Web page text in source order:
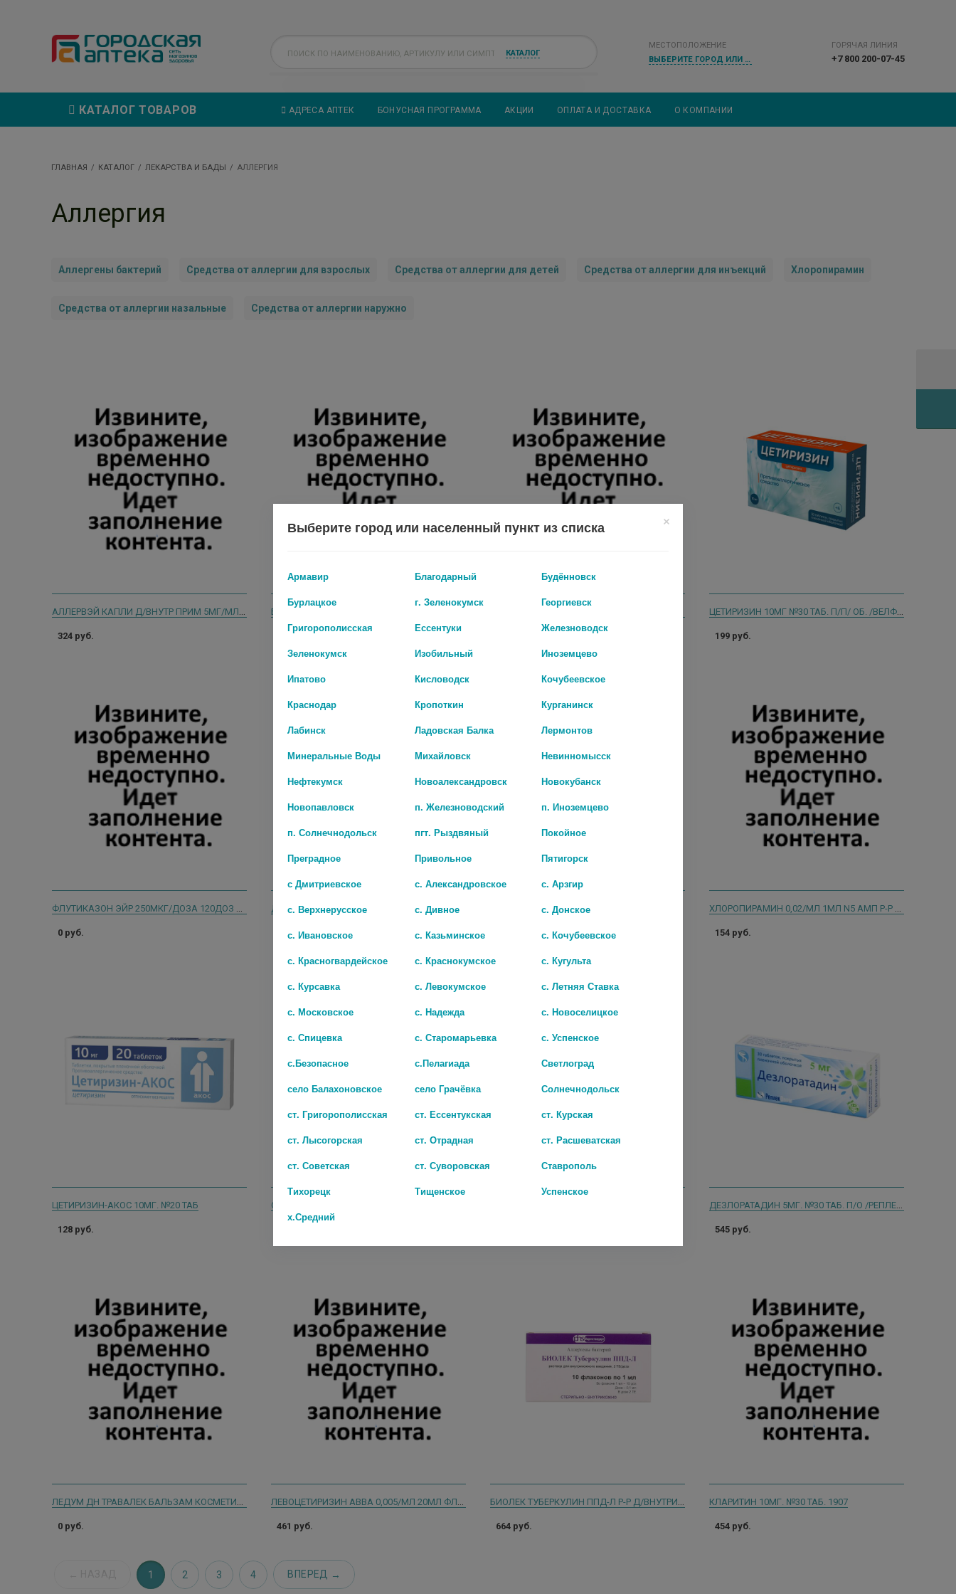
КАТАЛОГ
МЕСТОПОЛОЖЕНИЕ
ВЫБЕРИТЕ ГОРОД ИЛИ НАСЕЛЕННЫЙ ПУНКТ
ГОРЯЧАЯ ЛИНИЯ
+7 800 200-07-45
АДРЕСА АПТЕК БОНУСНАЯ ПРОГРАММА АКЦИИ ОПЛАТА И ДОСТАВКА О КОМПАНИИ
КАТАЛОГ ТОВАРОВ
ГЛАВНАЯ КАТАЛОГ ЛЕКАРСТВА И БАДЫ АЛЛЕРГИЯ
Аллергия
Аллергены бактерий Средства от аллергии для взрослых Средства от аллергии для детей Средства от аллергии для инъекций Хлоропирамин
Средства от аллергии назальные Средства от аллергии наружно
АЛЛЕРВЭЙ КАПЛИ Д/ВНУТР ПРИМ 5МГ/МЛ 20МЛ №1
324 руб.
БЕКСИСТ-САНОВЕЛЬ 120МГ. №20 ТАБ.
813 руб.
ЦЕТИРИЗИН 10МГ №30 ТАБ. П/П/ ОБ. /ВЕЛФАРМ/
199 руб.
ФЛУТИКАЗОН ЭЙР 250МКГ/ДОЗА 120ДОЗ АЭРОЗОЛЬ Д/ИНГ ДОЗ
0 руб.
ДЕЗЛОРАТАДИН 5МГ. №20 ТАБ. П/П/О /ОЗОН/
0 руб.
ЭСПА-БАСТИН 20МГ. №10 ТАБ. П.П.О. 6969 ХЛОРОПИРАМИН 0,02/МЛ 1МЛ N5 АМП Р-Р В/В В/М /БИОСИНТЕЗ/
154 руб.
ЦЕТИРИЗИН-АКОС 10МГ. №20 ТАБ
128 руб.
ДЕЗЛОРАТАДИН 5МГ. №30 ТАБ. П/О /РЕПЛЕК ФАРМ/
545 руб.
0 руб. 461 руб. 664 руб.
КЛАРИТИН 10МГ. №30 ТАБ. 1907
454 руб.
1 2 3 4 ВПЕРЕД
Выберите город или населенный пункт из списка
Армавир Благодарный
Будённовск
Бурлацкое
г. Зеленокумск
Георгиевск
Григорополисская
Ессентуки
Железноводск
Зеленокумск
Изобильный
Иноземцево
Ипатово
Кисловодск
Кочубеевское
Краснодар
Кропоткин
Курганинск
Лабинск
Ладовская Балка
Лермонтов
Минеральные Воды
Михайловск
Невинномысск
Нефтекумск
Новоалександровск
Новокубанск
Новопавловск
п. Железноводский
п. Иноземцево
п. Солнечнодольск
пгт. Рыздвяный
Покойное
Преградное
Привольное
Пятигорск
с Дмитриевское
с. Александровское
с. Арзгир
с. Верхнерусское
с. Дивное
с. Донское
с. Ивановское
с. Казьминское
с. Кочубеевское
с. Красногвардейское
с. Краснокумское
с. Кугульта
с. Курсавка
с. Левокумское
с. Летняя Ставка
с. Московское
с. Надежда
с. Новоселицкое
с. Спицевка
с. Старомарьевка
с. Успенское
с.Безопасное
с.Пелагиада
Светлоград
село Балахоновское
село Грачёвка
Солнечнодольск
ст. Григорополисская
ст. Ессентукская
ст. Курская
ст. Лысогорская
ст. Отрадная
ст. Расшеватская
ст. Советская
ст. Суворовская
Ставрополь
Тихорецк
Тищенское
Успенское
х.Средний